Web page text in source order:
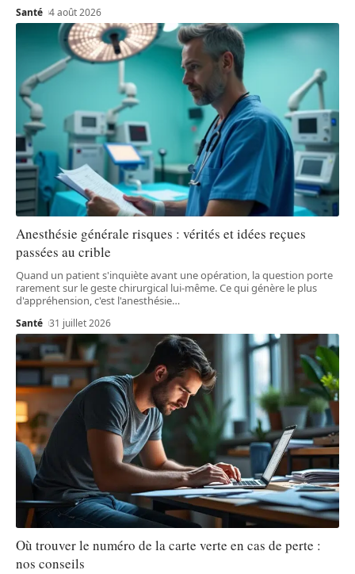
Santé 4 août 2026
Anesthésie générale risques : vérités et idées reçues
passées au crible
Quand un patient s'inquiète avant une opération, la question porte
rarement sur le geste chirurgical lui-même. Ce qui génère le plus
d'appréhension, c'est l'anesthésie…
Santé 31 juillet 2026
Où trouver le numéro de la carte verte en cas de perte :
nos conseils